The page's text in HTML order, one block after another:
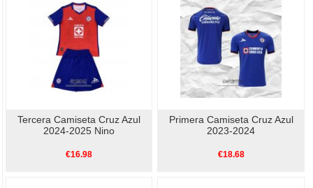
Tercera Camiseta Cruz Azul
2024-2025 Nino
€16.98
Primera Camiseta Cruz Azul
2023-2024
€18.68